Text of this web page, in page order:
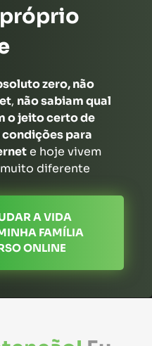
zero, não
, não sabiam qual
o jeito certo de
para
e hoje vivem
diferente
A VIDA
FAMÍLIA
ONLINE